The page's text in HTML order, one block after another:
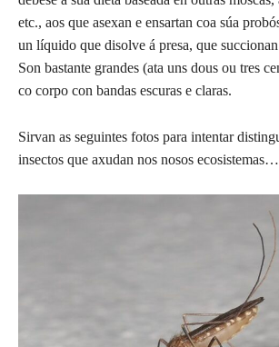
etc., aos que asexan e ensartan coa súa
un líquido que disolve á presa, que
Son bastante grandes (ata uns dous ou tres
co corpo con bandas escuras e claras.
Sirvan as seguintes fotos para intentar
insectos que axudan nos nosos ecosistemas…